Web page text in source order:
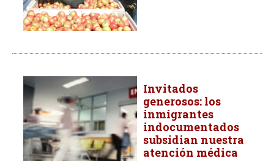
Invitados
generosos: los
inmigrantes
indocumentados
subsidian nuestra
atención médica